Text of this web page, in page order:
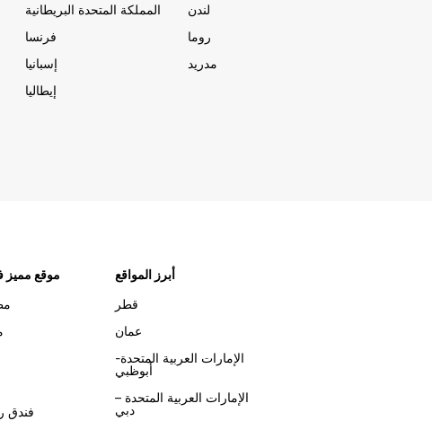
المملكة المتحدة البريطانية
فرنسا
إسبانيا
إيطاليا
لندن
روما
مدريد
موقع مميز
فندق
أبرز المواقع
قطر
عمان
الإمارات العربية المتحدة-
أبوظبي
الإمارات العربية المتحدة –
دبي